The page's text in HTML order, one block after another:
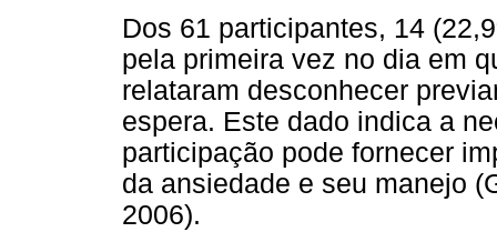
Dos 61 participantes, 14
pela primeira vez no dia em
relataram desconhecer
espera. Este dado indica a
participação pode fornecer
da ansiedade e seu manejo
2006).